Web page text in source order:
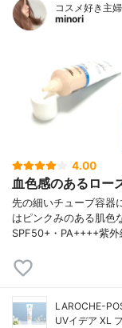
コスメ好き主婦
minori
4.00
血色感のあるロー
先の細いチューブ容器
はピンクみのある肌色
SPF50+・PA++++紫
LAROCHE-
UVイデア XL